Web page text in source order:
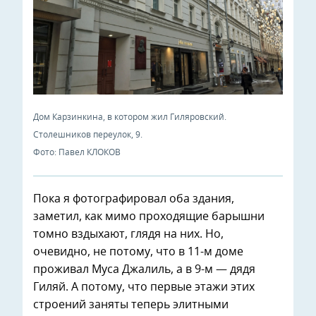
Дом Карзинкина, в котором жил Гиляровский.
Столешников переулок, 9.
Фото: Павел КЛОКОВ
Пока я фотографировал оба здания,
заметил, как мимо проходящие барышни
томно вздыхают, глядя на них. Но,
очевидно, не потому, что в 11-м доме
проживал Муса Джалиль, а в 9-м — дядя
Гиляй. А потому, что первые этажи этих
строений заняты теперь элитными